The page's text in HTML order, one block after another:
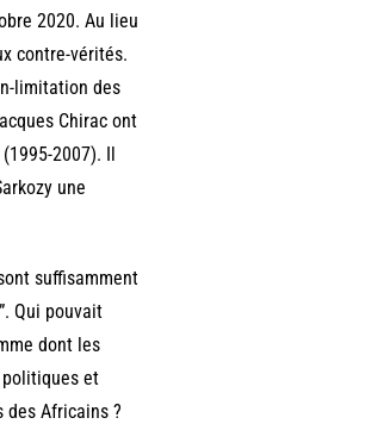
2020. Au lieu
contre-vérités.
limitation des
Chirac ont
2007). Il
une
suffisamment
Qui pouvait
dont les
et
des Africains ?